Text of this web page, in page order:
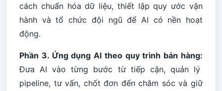
cách chuẩn hóa dữ liệu, thiết lập quy ước vận
hành và tổ chức đội ngũ để AI có nền hoạt
động.
Phần 3. Ứng dụng AI theo quy trình bán hàng:
Đưa AI vào từng bước từ tiếp cận, quản lý
pipeline, tư vấn, chốt đơn đến chăm sóc và giữ